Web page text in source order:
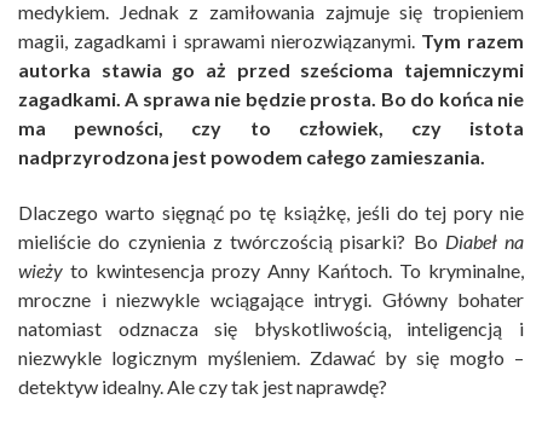
medykiem. Jednak z zamiłowania zajmuje się tropieniem
magii, zagadkami i sprawami nierozwiązanymi. Tym razem
autorka stawia go aż przed sześcioma tajemniczymi
zagadkami. A sprawa nie będzie prosta. Bo do końca nie
ma pewności, czy to człowiek, czy istota
nadprzyrodzona jest powodem całego zamieszania.
Dlaczego warto sięgnąć po tę książkę, jeśli do tej pory nie
mieliście do czynienia z twórczością pisarki? Bo Diabeł na
wieży to kwintesencja prozy Anny Kańtoch. To kryminalne,
mroczne i niezwykle wciągające intrygi. Główny bohater
natomiast odznacza się błyskotliwością, inteligencją i
niezwykle logicznym myśleniem. Zdawać by się mogło –
detektyw idealny. Ale czy tak jest naprawdę?